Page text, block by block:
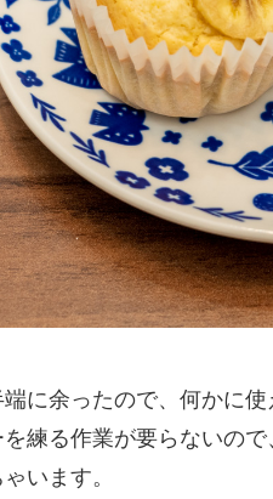
に余ったので、何かに
練る作業が要らないの
います。